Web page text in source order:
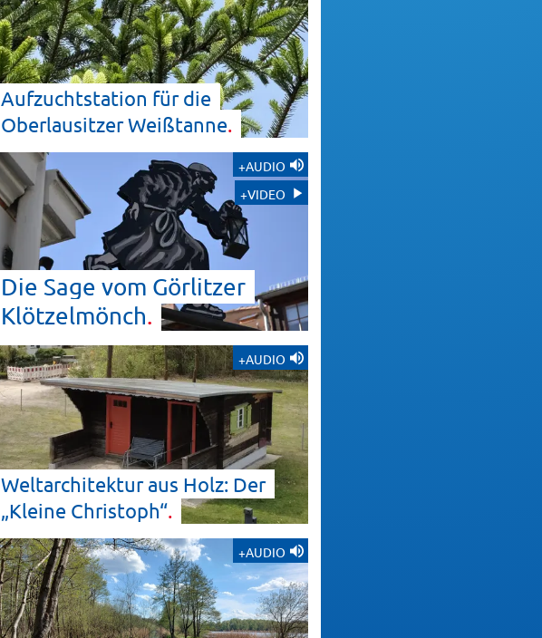
Aufzuchtstation für die
OberlausitzerWeißtanne
Die Sage vom Görlitzer
Klötzelmönch
+AUDIO
+VIDEO
Weltarchitektur aus Holz: Der
„Kleine Christoph“
+AUDIO
+AUDIO